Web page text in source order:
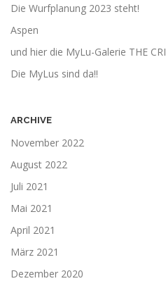
Die Wurfplanung 2023 steht!
Aspen
und hier die MyLu-Galerie THE
Die MyLus sind da!!
ARCHIVE
November 2022
August 2022
Juli 2021
Mai 2021
April 2021
März 2021
Dezember 2020